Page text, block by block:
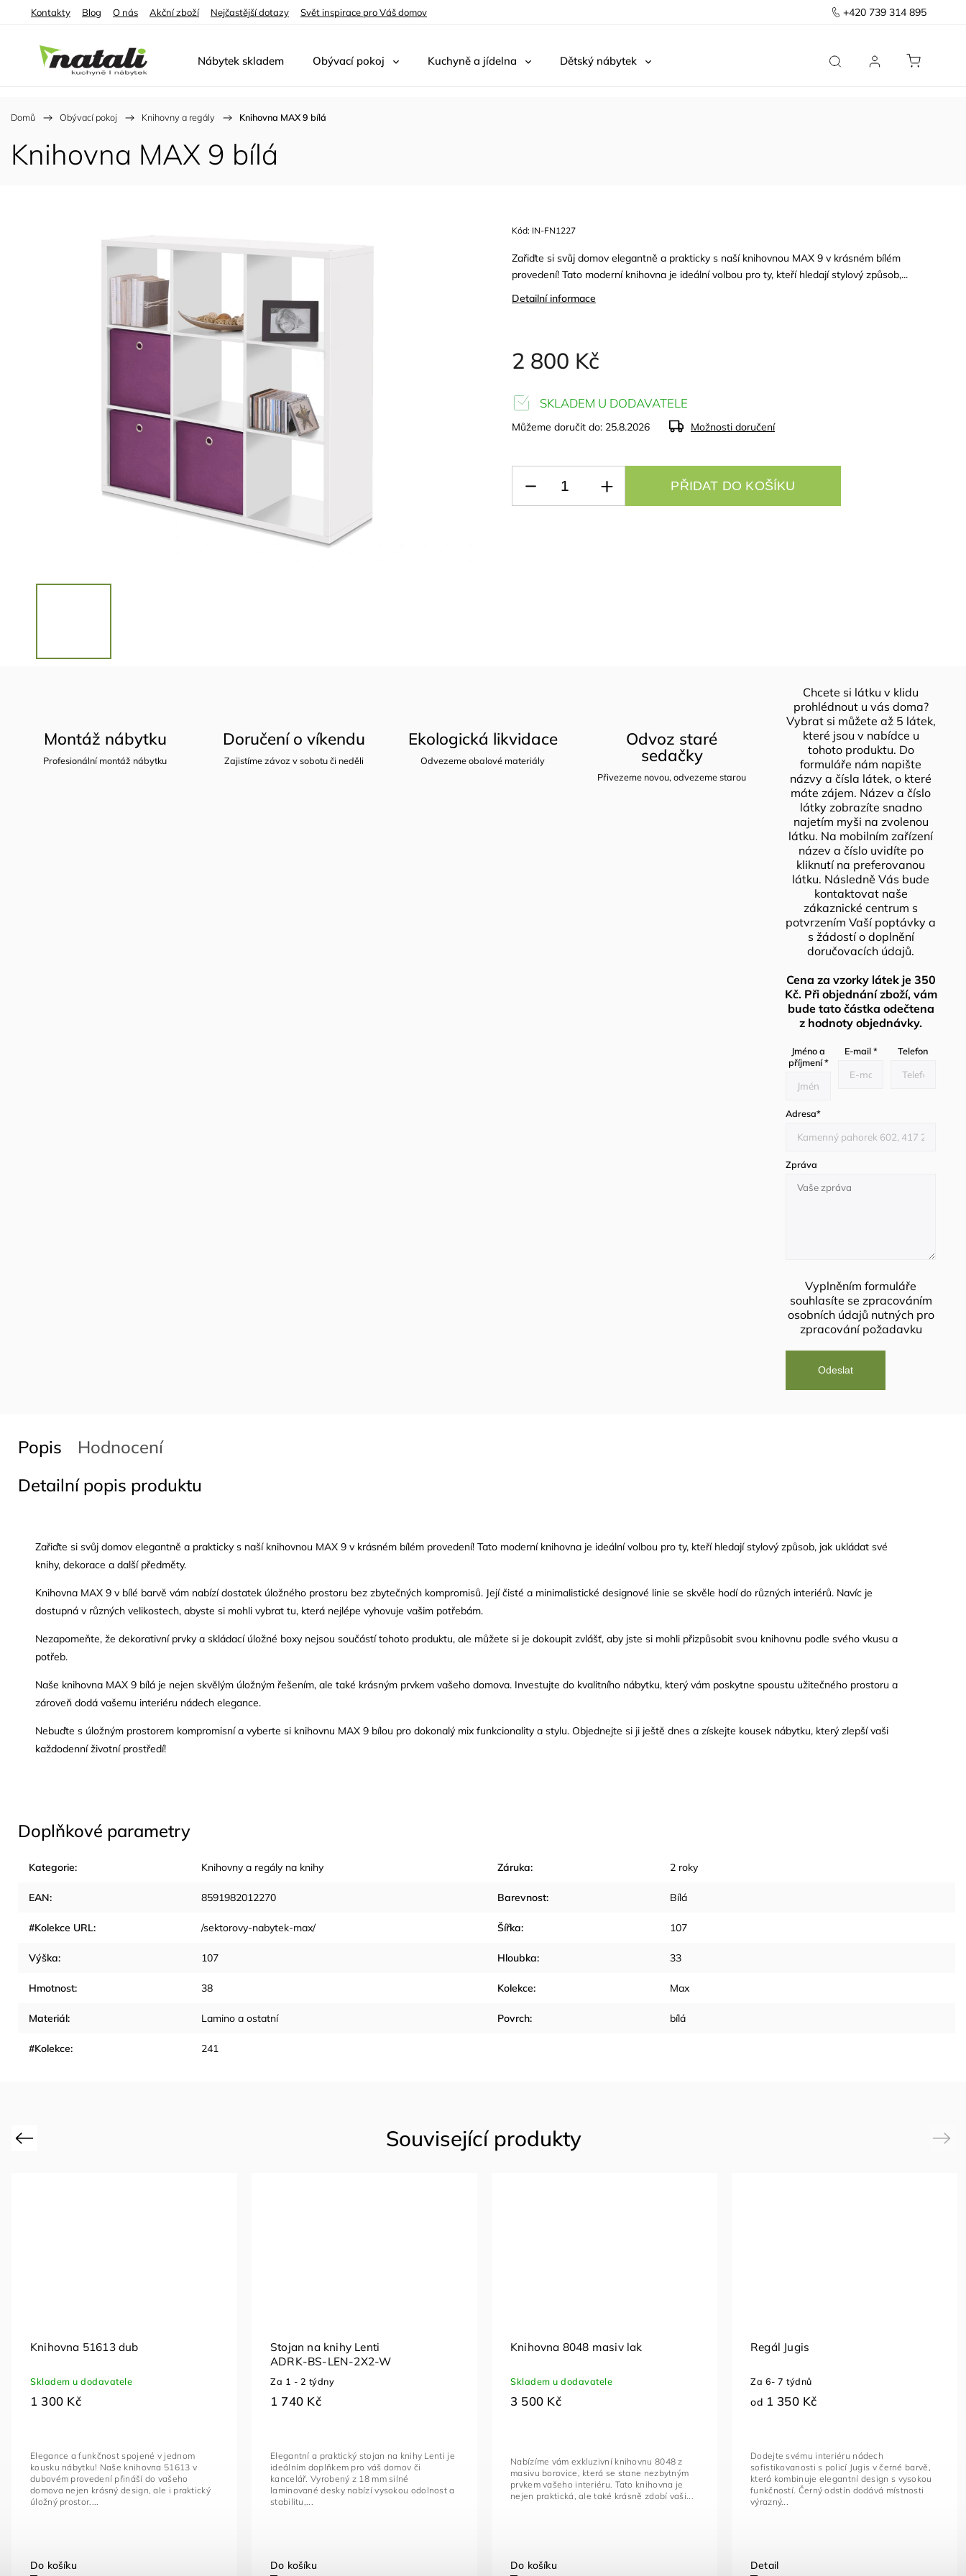
+420 739 314 895
Kontakty Blog O nás Akční zboží Nejčastější dotazy Svět inspirace pro Váš domov
Nábytek skladem Obývací pokoj Kuchyně a jídelna Dětský nábytek Předsíň
Domů / Obývací pokoj / Knihovny a regály / Knihovna MAX 9 bílá
Knihovna MAX 9 bílá
2 800 Kč
Kód: IN-FN1227
Zařiďte si svůj domov elegantně a prakticky s naší knihovnou MAX 9 v krásném bílém
provedení! Tato moderní knihovna je ideální volbou pro ty, kteří hledají stylový způsob,...
Detailní informace
SKLADEM U DODAVATELE
Můžeme doručit do: 25.8.2026 Možnosti doručení
PŘIDAT DO KOŠÍKU
Montáž nábytku
Profesionální montáž nábytku
Doručení o víkendu
Zajistíme závoz v sobotu či neděli
Ekologická likvidace
Odvezeme obalové materiály
Odvoz staré
sedačky
Přivezeme novou, odvezeme starou
Chcete si látku v klidu
prohlédnout u vás doma?
Vybrat si můžete až 5 látek,
které jsou v nabídce u
tohoto produktu. Do
formuláře nám napište
názvy a čísla látek, o které
máte zájem. Název a číslo
látky zobrazíte snadno
najetím myši na zvolenou
látku. Na mobilním zařízení
název a číslo uvidíte po
kliknutí na preferovanou
látku. Následně Vás bude
kontaktovat naše
zákaznické centrum s
potvrzením Vaší poptávky a
s žádostí o doplnění
doručovacích údajů.
Cena za vzorky látek je 350
Kč. Při objednání zboží, vám
bude tato částka odečtena
z hodnoty objednávky.
Jméno a
příjmení*
E-mail* Telefon
Adresa*
Zpráva
Vyplněním formuláře
souhlasíte se zpracováním
osobních údajů nutných pro
zpracování požadavku
Popis
Hodnocení
Detailní popis produktu
Zařiďte si svůj domov elegantně a prakticky s naší knihovnou MAX 9 v krásném bílém provedení! Tato moderní knihovna je ideální volbou pro ty, kteří hledají stylový způsob, jak ukládat své
knihy, dekorace a další předměty.
Knihovna MAX 9 v bílé barvě vám nabízí dostatek úložného prostoru bez zbytečných kompromisů. Její čisté a minimalistické designové linie se skvěle hodí do různých interiérů. Navíc je
dostupná v různých velikostech, abyste si mohli vybrat tu, která nejlépe vyhovuje vašim potřebám.
Nezapomeňte, že dekorativní prvky a skládací úložné boxy nejsou součástí tohoto produktu, ale můžete si je dokoupit zvlášť, aby jste si mohli přizpůsobit svou knihovnu podle svého vkusu a
potřeb.
Naše knihovna MAX 9 bílá je nejen skvělým úložným řešením, ale také krásným prvkem vašeho domova. Investujte do kvalitního nábytku, který vám poskytne spoustu užitečného prostoru a
zároveň dodá vašemu interiéru nádech elegance.
Nebuďte s úložným prostorem kompromisní a vyberte si knihovnu MAX 9 bílou pro dokonalý mix funkcionality a stylu. Objednejte si ji ještě dnes a získejte kousek nábytku, který zlepší vaši
každodenní životní prostředí!
Doplňkové parametry
Kategorie: Knihovny a regály na knihy Záruka: 2 roky
EAN: 8591982012270 Barevnost: Bílá
#Kolekce URL: /sektorovy-nabytek-max/ Šířka: 107
Výška: 107 Hloubka: 33
Hmotnost: 38 Kolekce: Max
Materiál: Lamino a ostatní Povrch: bílá
#Kolekce: 241
Previous
Knihovna 51613 dub
Skladem u dodavatele
1 300 Kč
Do košíku
Elegance a funkčnost spojené v jednom
kousku nábytku! Naše knihovna 51613 v
dubovém provedení přináší do vašeho
domova nejen krásný design, ale i praktický
úložný prostor....
Stojan na knihy Lenti
ADRK-BS-LEN-2X2-W
Za 1 - 2 týdny
1 740 Kč
Do košíku
Elegantní a praktický stojan na knihy Lenti je
ideálním doplňkem pro váš domov či
kancelář. Vyrobený z 18 mm silné
laminované desky nabízí vysokou odolnost a
stabilitu,...
Knihovna 8048 masiv lak
Skladem u dodavatele
3 500 Kč
Do košíku
Nabízíme vám exkluzivní knihovnu 8048 z
masivu borovice, která se stane nezbytným
prvkem vašeho interiéru. Tato knihovna je
nejen praktická, ale také krásně zdobí vaši...
Regál Jugis
Za 6- 7 týdnů
od 1 350 Kč
Detail
Dodejte svému interiéru nádech
sofistikovanosti s policí Jugis v černé barvě,
která kombinuje elegantní design s vysokou
funkčností. Černý odstín dodává místnosti
výrazný...
Next